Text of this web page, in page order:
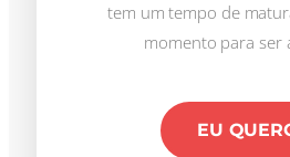
tem um tempo de
momento para ser
EU